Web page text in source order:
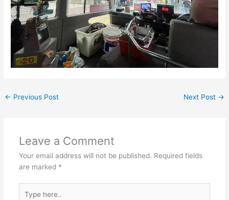
← Previous Post Next Post →
Leave a Comment
Your email address will not be published. Required fields
are marked *